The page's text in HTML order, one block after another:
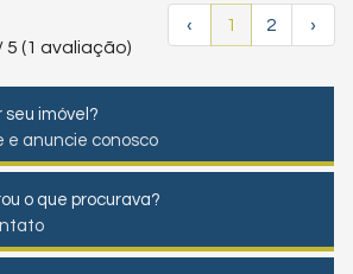
‹ 1 2
›
5 (1 avaliação)
imóvel?
e anuncie conosco
o que procurava?